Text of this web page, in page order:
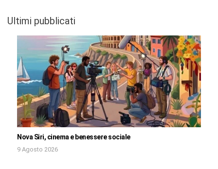
Ultimi pubblicati
Nova Siri, cinema e benessere sociale
9 Agosto 2026